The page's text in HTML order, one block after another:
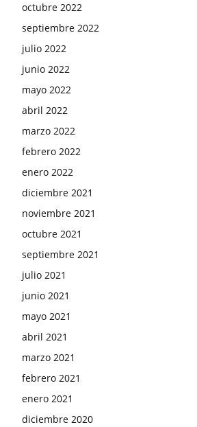
octubre 2022
septiembre 2022
julio 2022
junio 2022
mayo 2022
abril 2022
marzo 2022
febrero 2022
enero 2022
diciembre 2021
noviembre 2021
octubre 2021
septiembre 2021
julio 2021
junio 2021
mayo 2021
abril 2021
marzo 2021
febrero 2021
enero 2021
diciembre 2020